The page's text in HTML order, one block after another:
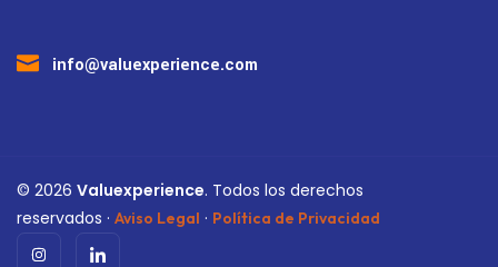
info@valuexperience.com
© 2026 Valuexperience. Todos los derechos
reservados · Aviso Legal · Política de Privacidad